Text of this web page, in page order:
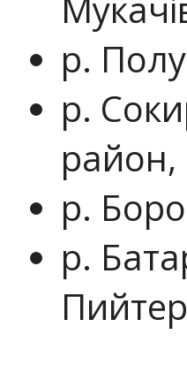
р.
р.
р.
р.